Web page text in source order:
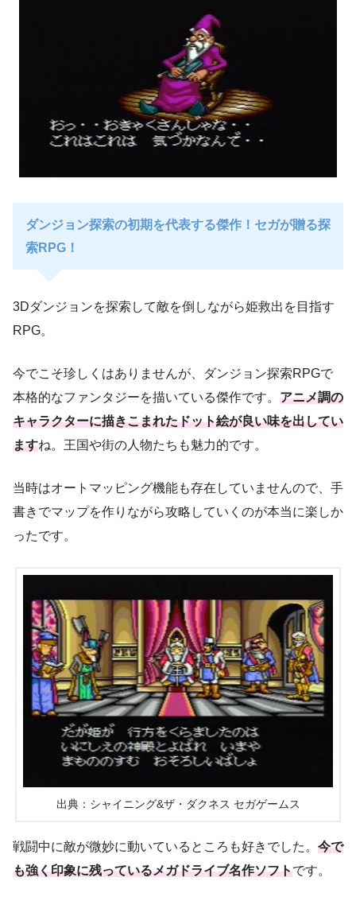
ダンジョン探索の初期を代表する傑作！セガが贈る探
索RPG！
3Dダンジョンを探索して敵を倒しながら姫救出を目指す
RPG。
今でこそ珍しくはありませんが、ダンジョン探索RPGで
本格的なファンタジーを描いている傑作です。 アニメ調の
キャラクターに描きこまれたドット絵が良い味を出してい
ますね。王国や街の人物たちも魅力的です。
当時はオートマッピング機能も存在していませんので、手
書きでマップを作りながら攻略していくのが本当に楽しか
ったです。
出典：シャイニング&ザ・ダクネス セガゲームス
戦闘中に敵が微妙に動いているところも好きでした。 今で
も強く印象に残っているメガドライブ名作ソフトです。